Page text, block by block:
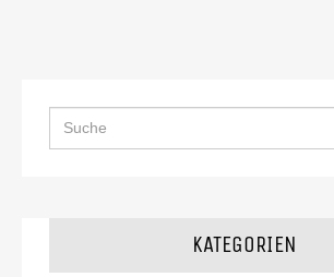
KATEGORIEN